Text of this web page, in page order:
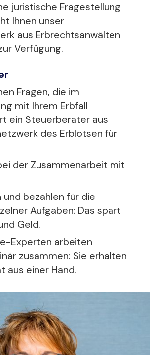
juristische Fragestellung
Ihnen unser
aus Erbrechtsanwälten
Verfügung.
Fragen, die im
mit Ihrem Erbfall
ein Steuerberater aus
des Erblotsen für
der Zusammenarbeit mit
und bezahlen für die
Aufgaben: Das spart
Geld.
Experten arbeiten
zusammen: Sie erhalten
aus einer Hand.